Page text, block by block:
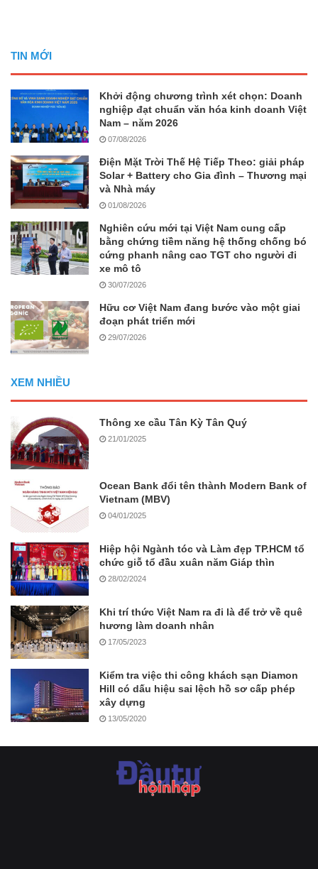
TIN MỚI
Khởi động chương trình xét chọn: Doanh
nghiệp đạt chuẩn văn hóa kinh doanh Việt
Nam – năm 2026
07/08/2026
Điện Mặt Trời Thế Hệ Tiếp Theo: giải pháp
Solar + Battery cho Gia đình – Thương mại
và Nhà máy
01/08/2026
Nghiên cứu mới tại Việt Nam cung cấp
bằng chứng tiềm năng hệ thống chống bó
cứng phanh nâng cao TGT cho người đi
xe mô tô
30/07/2026
Hữu cơ Việt Nam đang bước vào một giai
đoạn phát triển mới
29/07/2026
XEM NHIỀU
Thông xe cầu Tân Kỳ Tân Quý
21/01/2025
Ocean Bank đổi tên thành Modern Bank of
Vietnam (MBV)
04/01/2025
Hiệp hội Ngành tóc và Làm đẹp TP.HCM tổ
chức giỗ tổ đầu xuân năm Giáp thìn
28/02/2024
Khi trí thức Việt Nam ra đi là để trở về quê
hương làm doanh nhân
17/05/2023
Kiểm tra việc thi công khách sạn Diamon
Hill có dấu hiệu sai lệch hồ sơ cấp phép
xây dựng
13/05/2020